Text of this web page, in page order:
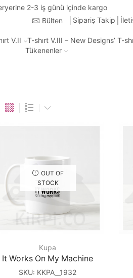
2-3 iş günü içinde kargo
Bülten Sipariş Takip
V.II
T-shırt V.III – New Designs’ T-
Tükenenler
OUT OF
STOCK
Kupa
It Works On My Machine
SKU: KKPA__1932